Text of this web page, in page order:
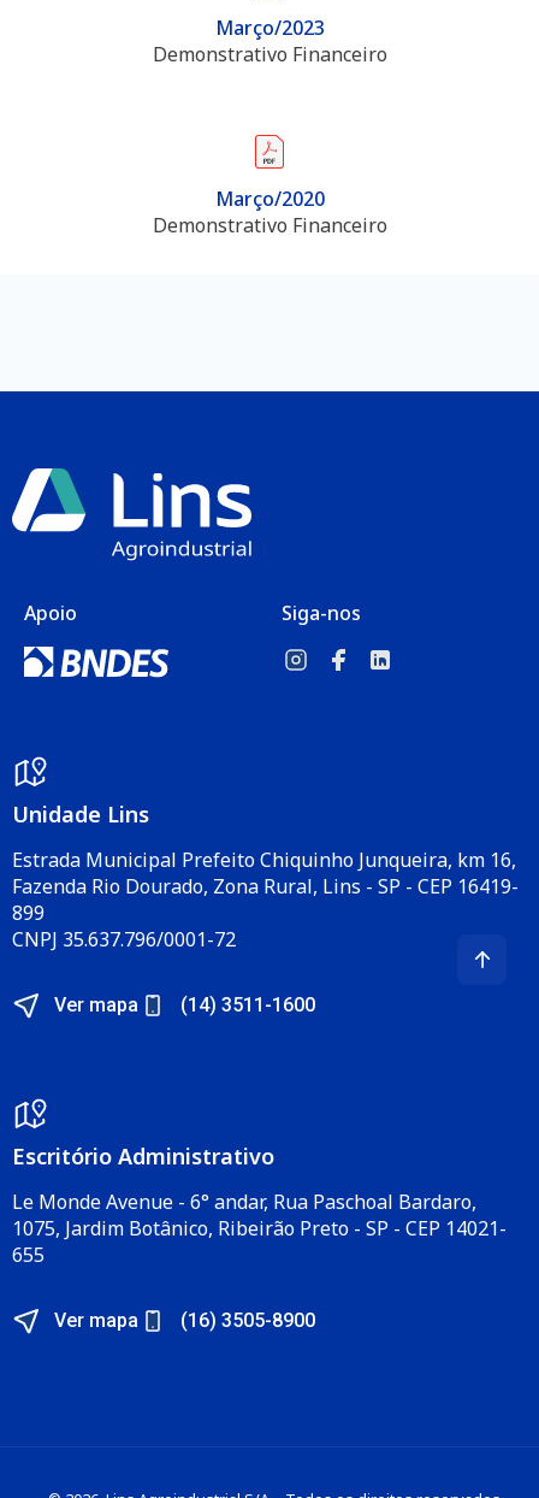
Março/2023
Demonstrativo Financeiro
Março/2020
Demonstrativo Financeiro
Apoio Siga-nos
Unidade Lins
Estrada Municipal Prefeito Chiquinho Junqueira, km 16,
Fazenda Rio Dourado, Zona Rural, Lins - SP - CEP 16419-
899
CNPJ 35.637.796/0001-72
Ver mapa (14) 3511-1600
Escritório Administrativo​
Le Monde Avenue - 6° andar, Rua Paschoal Bardaro,
1075, Jardim Botânico, Ribeirão Preto - SP - CEP 14021-
655​
Ver mapa (16) 3505-8900